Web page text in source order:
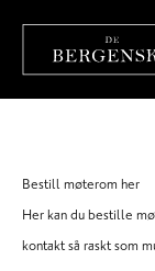
Bestill møterom her
Her kan du bestille
kontakt så raskt som